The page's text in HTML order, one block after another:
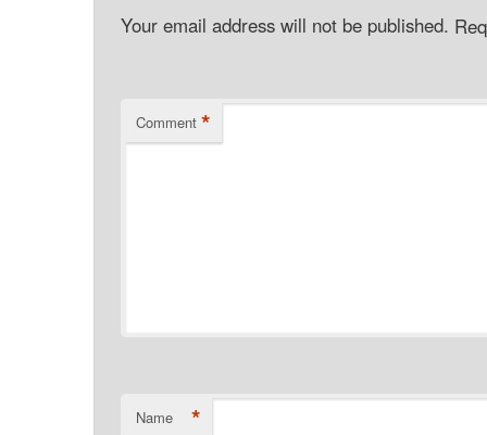
Your email address will not be published.
Comment *
Name *